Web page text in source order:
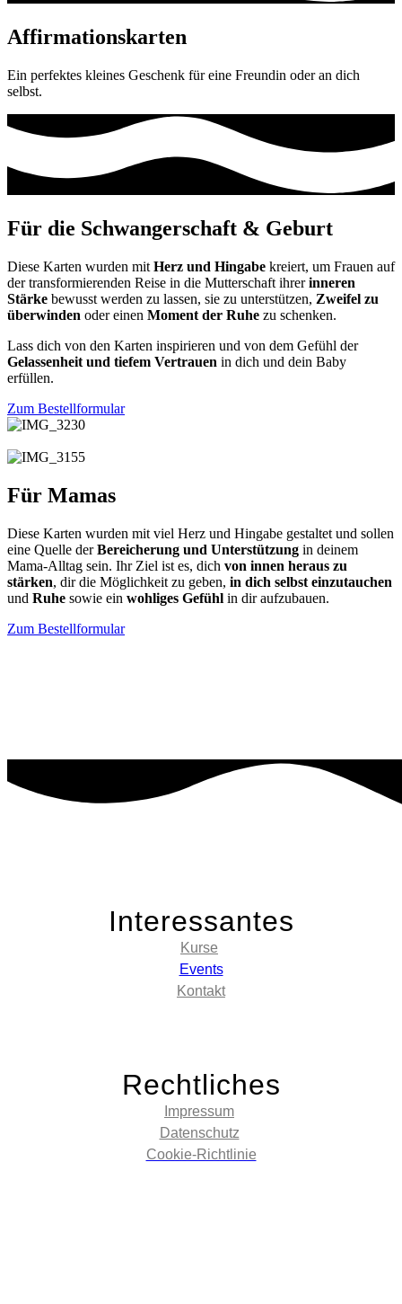
Affirmationskarten
Ein perfektes kleines Geschenk für eine Freundin oder an dich
selbst.
Für die Schwangerschaft & Geburt
Diese Karten wurden mit Herz und Hingabe kreiert, um Frauen auf
der transformierenden Reise in die Mutterschaft ihrerinneren
Stärke bewusst werden zu lassen, sie zu unterstützen, Zweifel zu
überwinden oder einen Moment der Ruhe zu schenken.
Lass dich von den Karten inspirieren und von dem Gefühl der
Gelassenheit und tiefem Vertrauen in dich und dein Baby
erfüllen.
Zum Bestellformular
Für Mamas
Diese Karten wurden mit viel Herz und Hingabe gestaltet und sollen
eine Quelle derBereicherung und Unterstützung in deinem
Mama-Alltag sein. Ihr Ziel ist es, dich von innen heraus zu
stärken, dir die Möglichkeit zu geben, in dich selbst einzutauchen
und Ruhe sowie ein wohliges Gefühl in dir aufzubauen.
Zum Bestellformular
Interessantes
Kurse
Events
Kontakt
Rechtliches
Impressum
Datenschutz
Cookie-Richtlinie